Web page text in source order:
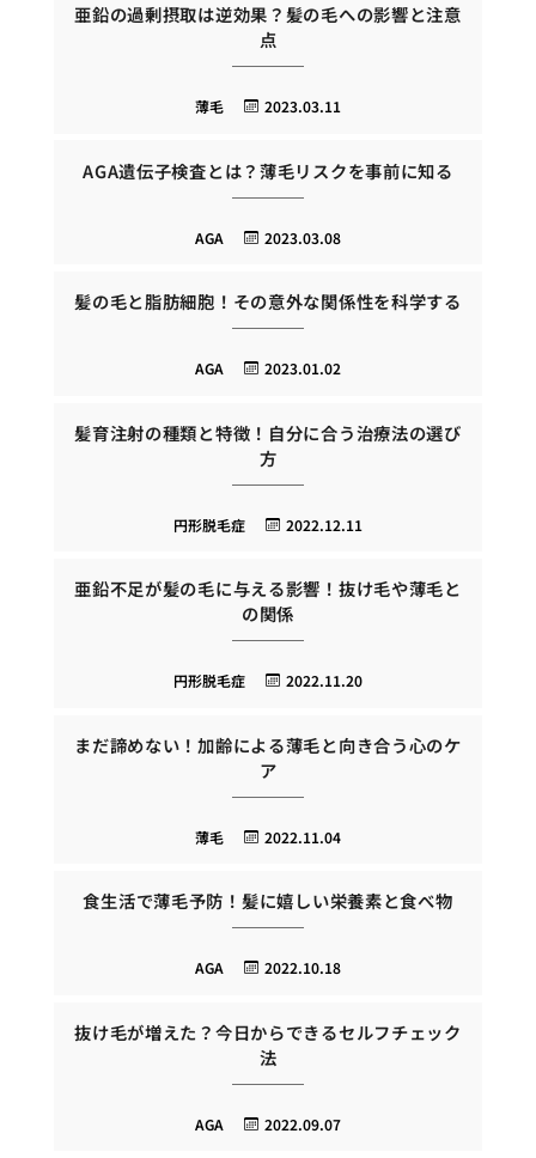
亜鉛の過剰摂取は逆効果？髪の毛への影響と注意
点
2023.03.11
薄毛
AGA遺伝子検査とは？薄毛リスクを事前に知る
2023.03.08
AGA
髪の毛と脂肪細胞！その意外な関係性を科学する
2023.01.02
AGA
髪育注射の種類と特徴！自分に合う治療法の選び
方
2022.12.11
円形脱毛症
亜鉛不足が髪の毛に与える影響！抜け毛や薄毛と
の関係
2022.11.20
円形脱毛症
まだ諦めない！加齢による薄毛と向き合う心のケ
ア
2022.11.04
薄毛
食生活で薄毛予防！髪に嬉しい栄養素と食べ物
2022.10.18
AGA
抜け毛が増えた？今日からできるセルフチェック
法
2022.09.07
AGA